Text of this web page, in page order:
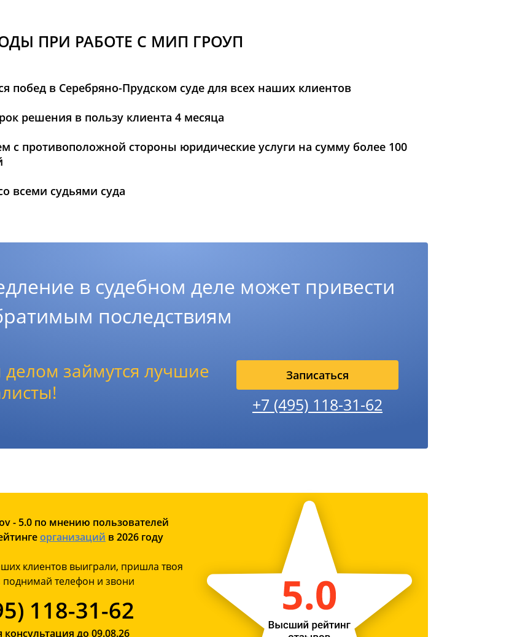
ПРИ РАБОТЕ С МИП ГРОУП
побед в Серебряно-Прудском суде для всех наших клиентов
решения в пользу клиента 4 месяца
с противоположной стороны юридические услуги на сумму более 100
всеми судьями суда
в судебном деле может привести
последствиям
займутся лучшие
Записаться
+7 (495) 118-31-62
- 5.0 по мнению пользователей
организаций в 2026 году
клиентов выиграли, пришла твоя
поднимай телефон и звони
118-31-62
консультация до 09.08.26